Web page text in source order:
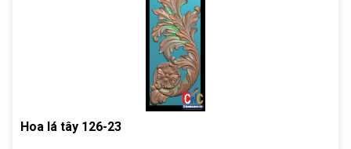
Hoa lá tây 126-23